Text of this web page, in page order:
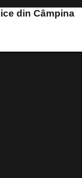
din Câmpina